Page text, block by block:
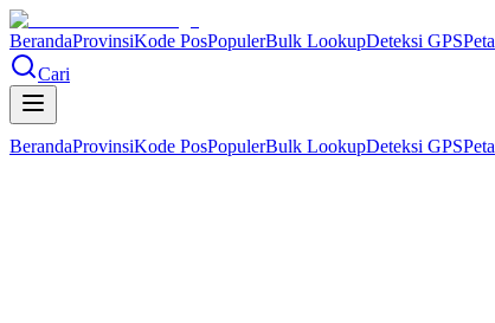
BerandaProvinsiKode PosPopulerBulk LookupDeteksi GPSPeta
Cari
BerandaProvinsiKode PosPopulerBulk LookupDeteksi GPSPeta